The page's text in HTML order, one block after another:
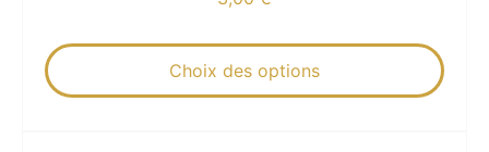
Choix des options